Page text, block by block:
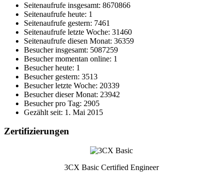
Seitenaufrufe insgesamt: 8670866
Seitenaufrufe heute: 1
Seitenaufrufe gestern: 7461
Seitenaufrufe letzte Woche: 31460
Seitenaufrufe diesen Monat: 36359
Besucher insgesamt: 5087259
Besucher momentan online: 1
Besucher heute: 1
Besucher gestern: 3513
Besucher letzte Woche: 20339
Besucher dieser Monat: 23942
Besucher pro Tag: 2905
Gezählt seit: 1. Mai 2015
Zertifizierungen
3CX Basic Certified Engineer